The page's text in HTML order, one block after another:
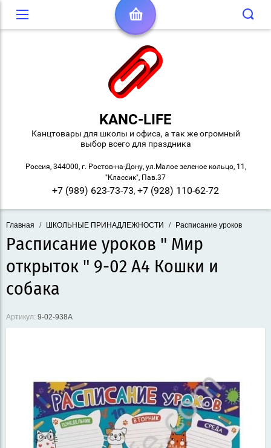
KANC-LIFE
Канцтовары для школы и офиса, а так же огромный
выбор всего для праздника
Россия, 344000, г. Ростов-на-Дону, ул.Малое зеленое кольцо, 11,
"Классик", Пав.37
+7 (989) 623-73-73, +7 (928) 110-62-72
Главная / ШКОЛЬНЫЕ ПРИНАДЛЕЖНОСТИ / Расписание уроков
Расписание уроков " Мир
открыток " 9-02 А4 Кошки и
собака
Артикул: 9-02-938А